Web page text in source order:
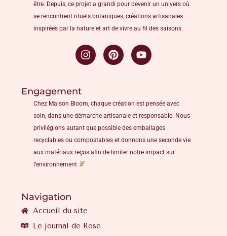
être. Depuis, ce projet a grandi pour devenir un univers où
se rencontrent rituels botaniques, créations artisanales
inspirées par la nature et art de vivre au fil des saisons.
Engagement
Chez Maison Bloom, chaque création est pensée avec
soin, dans une démarche artisanale et responsable. Nous
privilégions autant que possible des emballages
recyclables ou compostables et donnons une seconde vie
aux matériaux reçus afin de limiter notre impact sur
l’environnement
Navigation
Accueil du site
Le journal de Rose